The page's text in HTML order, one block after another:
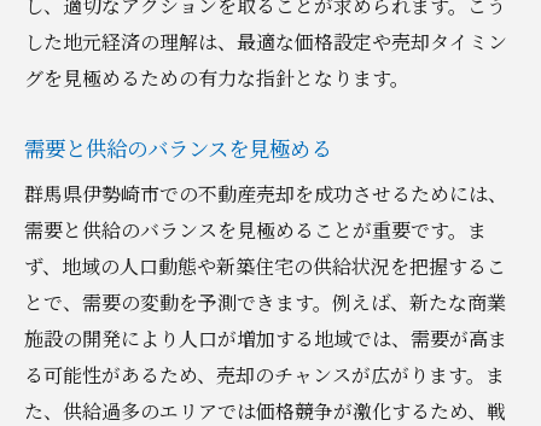
した地元経済の理解は、最適な価格設定や売却タイミン
グを見極めるための有力な指針となります。
需要と供給のバランスを見極める
群馬県伊勢崎市での不動産売却を成功させるためには、
需要と供給のバランスを見極めることが重要です。ま
ず、地域の人口動態や新築住宅の供給状況を把握するこ
とで、需要の変動を予測できます。例えば、新たな商業
施設の開発により人口が増加する地域では、需要が高ま
る可能性があるため、売却のチャンスが広がります。ま
た、供給過多のエリアでは価格競争が激化するため、戦